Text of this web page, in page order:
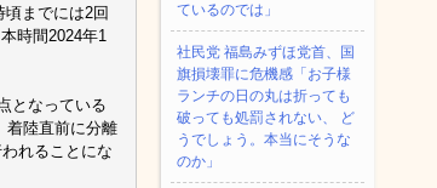
頃までには2回
時間2024年1
となっている
着陸直前に分離
れることにな
ているのでは」
社民党 福島みずほ党首、国
旗損壊罪に危機感「お子様
ランチの日の丸は折っても
破っても処罰されない、 ど
うでしょう。本当にそうな
のか」